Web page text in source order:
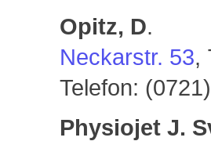
Opitz, D.
Neckarstr. 53,
Telefon:
Physiojet J.